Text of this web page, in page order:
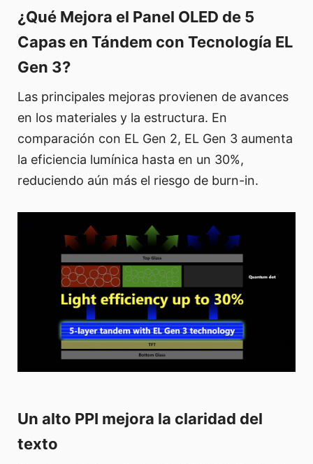
¿Qué Mejora el Panel OLED de 5
Capas en Tándem con Tecnología EL
Gen 3?
Las principales mejoras provienen de avances
en los materiales y la estructura. En
comparación con EL Gen 2, EL Gen 3 aumenta
la eficiencia lumínica hasta en un 30%,
reduciendo aún más el riesgo de burn-in.
Un alto PPI mejora la claridad del
texto